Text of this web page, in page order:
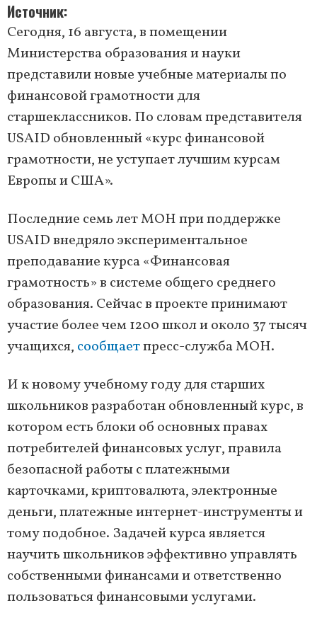
Источник
Сегодня, 16 августа, в помещении
Министерства образования и науки
представили новые учебные материалы по
финансовой грамотности для
старшеклассников. По словам представителя
USAID обновленный «курс финансовой
грамотности, не уступает лучшим курсам
Европы и США».
Последние семь лет МОН при поддержке
USAID внедряло экспериментальное
преподавание курса «Финансовая
грамотность» в системе общего среднего
образования. Сейчас в проекте принимают
участие более чем 1200 школ и около 37 тысяч
учащихся, сообщаетпресс-служба МОН.
И к новому учебному году для старших
школьников разработан обновленный курс, в
котором есть блоки об основных правах
потребителей финансовых услуг, правила
безопасной работы с платежными
карточками, криптовалюта, электронные
деньги, платежные интернет-инструменты и
тому подобное. Задачей курса является
научить школьников эффективно управлять
собственными финансами и ответственно
пользоваться финансовыми услугами.